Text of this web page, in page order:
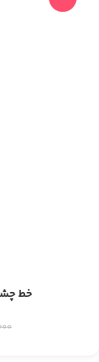
خط